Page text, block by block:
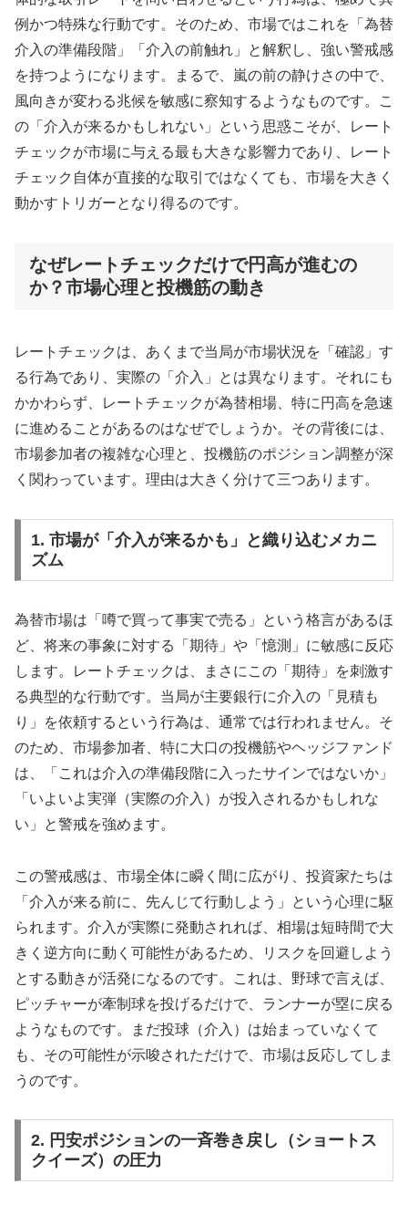
例かつ特殊な行動です。そのため、市場ではこれを「為替
介入の準備段階」「介入の前触れ」と解釈し、強い警戒感
を持つようになります。まるで、嵐の前の静けさの中で、
風向きが変わる兆候を敏感に察知するようなものです。こ
の「介入が来るかもしれない」という思惑こそが、レート
チェックが市場に与える最も大きな影響力であり、レート
チェック自体が直接的な取引ではなくても、市場を大きく
動かすトリガーとなり得るのです。
なぜレートチェックだけで円高が進むの
か？市場心理と投機筋の動き
レートチェックは、あくまで当局が市場状況を「確認」す
る行為であり、実際の「介入」とは異なります。それにも
かかわらず、レートチェックが為替相場、特に円高を急速
に進めることがあるのはなぜでしょうか。その背後には、
市場参加者の複雑な心理と、投機筋のポジション調整が深
く関わっています。理由は大きく分けて三つあります。
1. 市場が「介入が来るかも」と織り込むメカニ
ズム
為替市場は「噂で買って事実で売る」という格言があるほ
ど、将来の事象に対する「期待」や「憶測」に敏感に反応
します。レートチェックは、まさにこの「期待」を刺激す
る典型的な行動です。当局が主要銀行に介入の「見積も
り」を依頼するという行為は、通常では行われません。そ
のため、市場参加者、特に大口の投機筋やヘッジファンド
は、「これは介入の準備段階に入ったサインではないか」
「いよいよ実弾（実際の介入）が投入されるかもしれな
い」と警戒を強めます。
この警戒感は、市場全体に瞬く間に広がり、投資家たちは
「介入が来る前に、先んじて行動しよう」という心理に駆
られます。介入が実際に発動されれば、相場は短時間で大
きく逆方向に動く可能性があるため、リスクを回避しよう
とする動きが活発になるのです。これは、野球で言えば、
ピッチャーが牽制球を投げるだけで、ランナーが塁に戻る
ようなものです。まだ投球（介入）は始まっていなくて
も、その可能性が示唆されただけで、市場は反応してしま
うのです。
2. 円安ポジションの一斉巻き戻し（ショートス
クイーズ）の圧力